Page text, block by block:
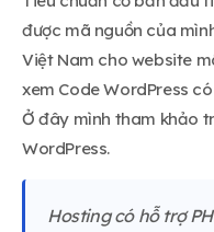
được mã nguồn của
Việt Nam cho website
xem Code WordPress
Ở đây mình tham khảo
WordPress.
Hosting có hỗ trợ